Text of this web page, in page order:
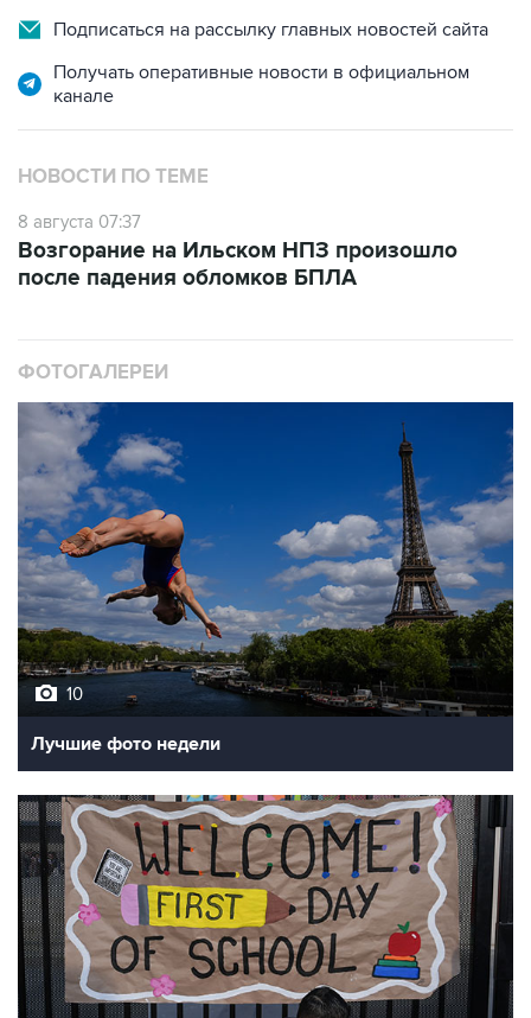
Подписаться на рассылку главных новостей сайта
Получать оперативные новости в официальном
канале
НОВОСТИ ПО ТЕМЕ
8 августа 07:37
Возгорание на Ильском НПЗ произошло
после падения обломков БПЛА
ФОТОГАЛЕРЕИ
10
Лучшие фото недели